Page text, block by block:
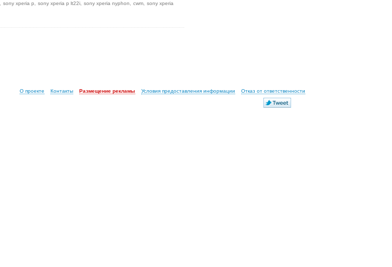
sony xperia p sony xperia p lt22i sony xperia nyphon cwm
sony xperia
О проекте Контакты Размещение рекламы Условия предоставления информации Отказ от ответственности